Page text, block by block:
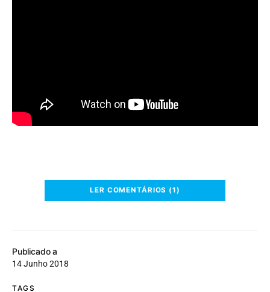
Publicado a
14 Junho 2018
TAGS
LER COMENTÁRIOS (1)